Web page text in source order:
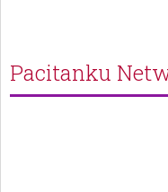
Pacitanku